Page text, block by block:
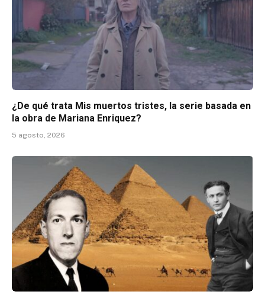
¿De qué trata Mis muertos tristes, la serie basada en
la obra de Mariana Enriquez?
5 agosto, 2026